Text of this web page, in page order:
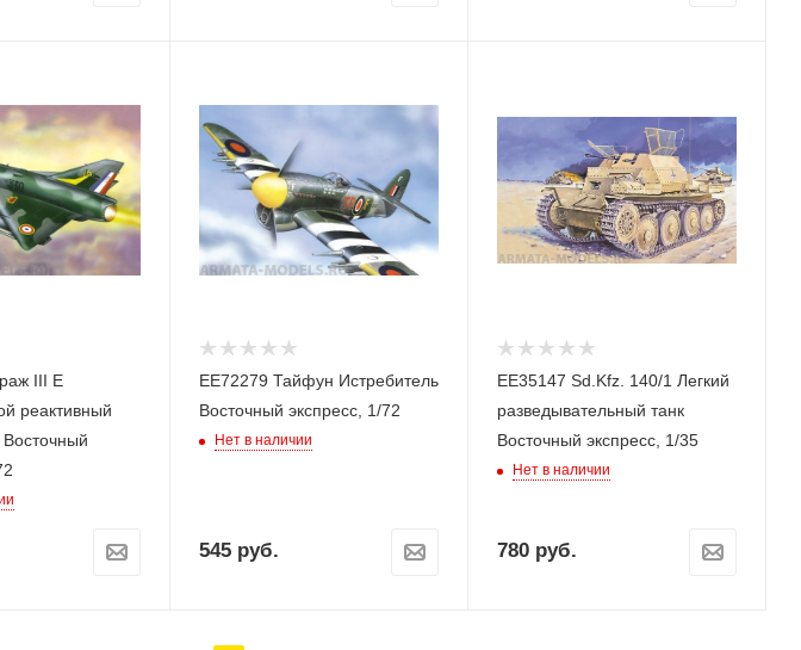
III E
реактивный
Восточный
ЕЕ72279 Тайфун Истребитель
Восточный экспресс, 1/72
Нет в наличии
545 руб.
ЕЕ35147 Sd.Kfz. 140/1 Легкий
разведывательный танк
Восточный экспресс, 1/35
Нет в наличии
780 руб.